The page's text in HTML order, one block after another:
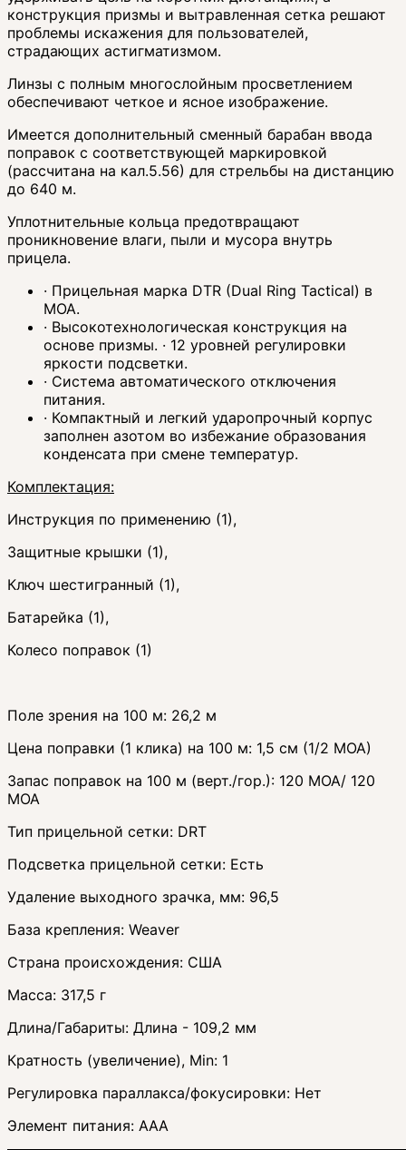
конструкция призмы и вытравленная сетка решают
проблемы искажения для пользователей,
страдающих астигматизмом.
Линзы с полным многослойным просветлением
обеспечивают четкое и ясное изображение.
Имеется дополнительный сменный барабан ввода
поправок с соответствующей маркировкой
(рассчитана на кал.5.56) для стрельбы на дистанцию
до 640 м.
Уплотнительные кольца предотвращают
проникновение влаги, пыли и мусора внутрь
прицела.
· Прицельная марка DTR (Dual Ring Tactical) в
МОА.
· Высокотехнологическая конструкция на
основе призмы. · 12 уровней регулировки
яркости подсветки.
· Система автоматического отключения
питания.
· Компактный и легкий ударопрочный корпус
заполнен азотом во избежание образования
конденсата при смене температур.
Комплектация:
Инструкция по применению (1),
Защитные крышки (1),
Ключ шестигранный (1),
Батарейка (1),
Колесо поправок (1)
Поле зрения на 100 м: 26,2 м
Цена поправки (1 клика) на 100 м: 1,5 см (1/2 МОА)
Запас поправок на 100 м (верт./гор.): 120 MOA/ 120
MOA
Тип прицельной сетки: DRT
Подсветка прицельной сетки: Есть
Удаление выходного зрачка, мм: 96,5
База крепления: Weaver
Страна происхождения: США
Масса: 317,5 г
Длина/Габариты: Длина - 109,2 мм
Кратность (увеличение), Min: 1
Регулировка параллакса/фокусировки: Нет
Элемент питания: AAA